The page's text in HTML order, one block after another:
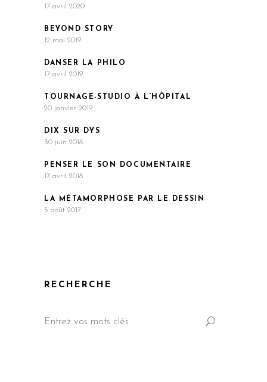
17 avril 2020
BEYOND STORY
12 mai 2019
DANSER LA PHILO
17 avril 2019
TOURNAGE-STUDIO À L’HÔPITAL
20 janvier 2019
DIX SUR DYS
30 juin 2018
PENSER LE SON DOCUMENTAIRE
17 avril 2018
LA MÉTAMORPHOSE PAR LE DESSIN
5 août 2017
RECHERCHE
for: